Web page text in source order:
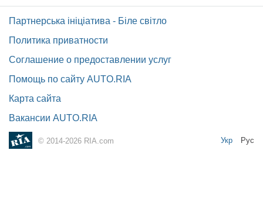
Партнерська ініціатива - Біле світло
Политика приватности
Соглашение о предоставлении услуг
Помощь по сайту AUTO.RIA
Карта сайта
Вакансии AUTO.RIA
© 2014-2026 RIA.com Укр Рус